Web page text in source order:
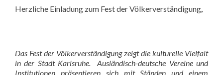
Herzliche Einladung zum Fest der Völkerverständigung
Das Fest der Völkerverständigung zeigt die kulturelle Vielfalt
in der Stadt Karlsruhe. Ausländisch-deutsche Vereine und
Institutionen präsentieren sich mit Ständen und einem